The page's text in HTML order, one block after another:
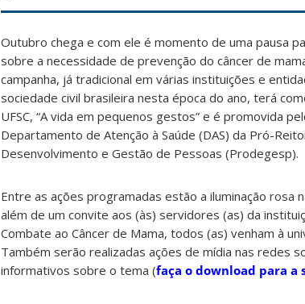
Outubro chega e com ele é momento de uma pausa
sobre a necessidade de prevenção do câncer de
campanha, já tradicional em várias instituições e
sociedade civil brasileira nesta época do ano, terá
UFSC, “A vida em pequenos gestos” e é promovida
Departamento de Atenção à Saúde (DAS) da Pró-
Desenvolvimento e Gestão de Pessoas (Prodegesp).
Entre as ações programadas estão a iluminação rosa
além de um convite aos (às) servidores (as) da
Combate ao Câncer de Mama, todos (as) venham à
Também serão realizadas ações de mídia nas redes
informativos sobre o tema (faça o download para a